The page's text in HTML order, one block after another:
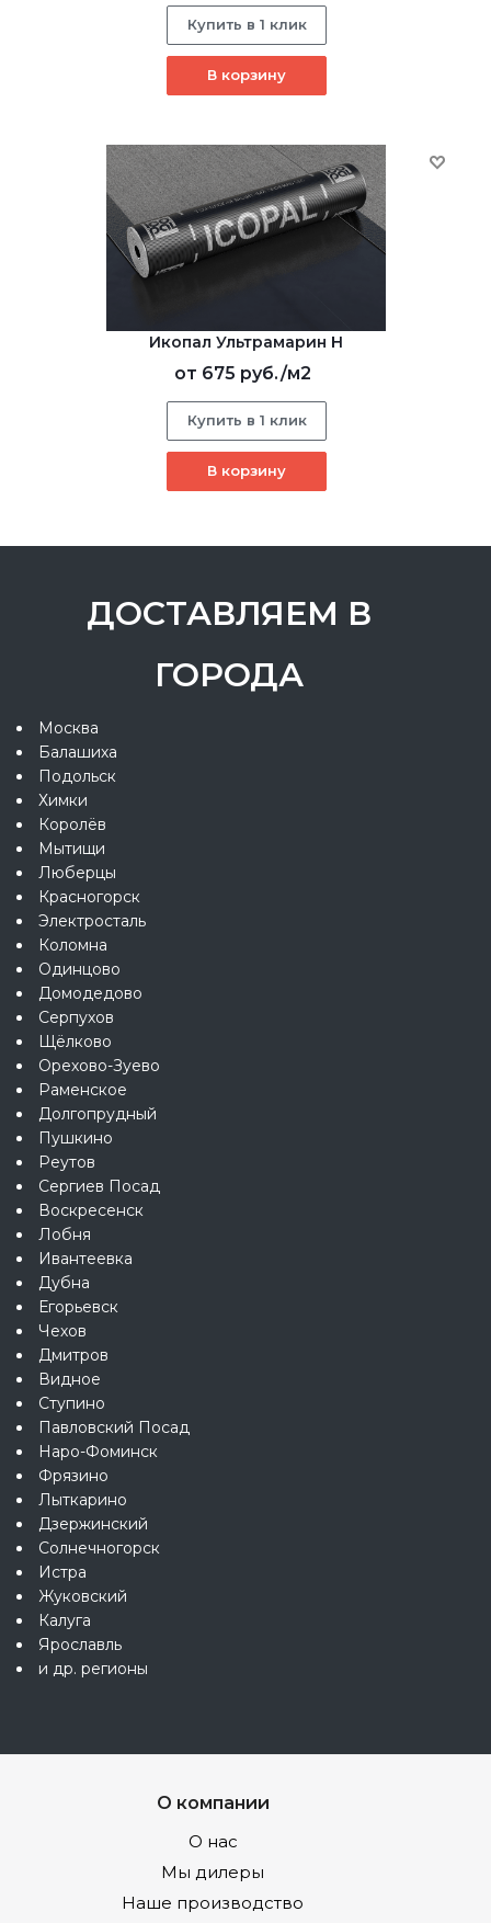
Купить в 1 клик
В корзину
Икопал Ультрамарин Н
от 675 руб./м2
Купить в 1 клик
В корзину
ДОСТАВЛЯЕМ В
ГОРОДА
Москва
Балашиха
Подольск
Химки
Королёв
Мытищи
Люберцы
Красногорск
Электросталь
Коломна
Одинцово
Домодедово
Серпухов
Щёлково
Орехово-Зуево
Раменское
Долгопрудный
Пушкино
Реутов
Сергиев Посад
Воскресенск
Лобня
Ивантеевка
Дубна
Егорьевск
Чехов
Дмитров
Видное
Ступино
Павловский Посад
Наро-Фоминск
Фрязино
Лыткарино
Дзержинский
Солнечногорск
Истра
Жуковский
Калуга
Ярославль
и др. регионы
О компании
О нас
Мы дилеры
Наше производство